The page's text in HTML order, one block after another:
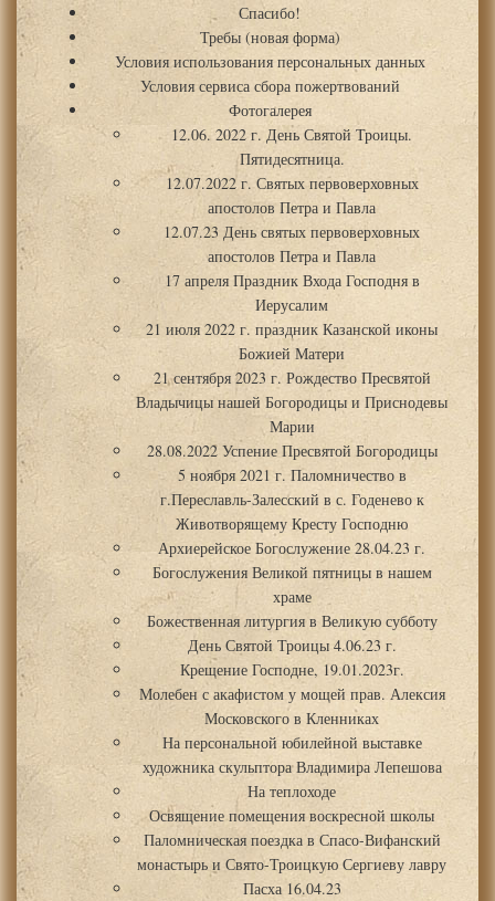
Спасибо!
Требы (новая форма)
Условия использования персональных данных
Условия сервиса сбора пожертвований
Фотогалерея
12.06. 2022 г. День Святой Троицы.
Пятидесятница.
12.07.2022 г. Святых первоверховных
апостолов Петра и Павла
12.07.23 День святых первоверховных
апостолов Петра и Павла
17 апреля Праздник Входа Господня в
Иерусалим
21 июля 2022 г. праздник Казанской иконы
Божией Матери
21 сентября 2023 г. Рождество Пресвятой
Владычицы нашей Богородицы и Приснодевы
Марии
28.08.2022 Успение Пресвятой Богородицы
5 ноября 2021 г. Паломничество в
г.Переславль-Залесский в с. Годенево к
Животворящему Кресту Господню
Архиерейское Богослужение 28.04.23 г.
Богослужения Великой пятницы в нашем
храме
Божественная литургия в Великую субботу
День Святой Троицы 4.06.23 г.
Крещение Господне, 19.01.2023г.
Молебен с акафистом у мощей прав. Алексия
Московского в Кленниках
На персональной юбилейной выставке
художника скульптора Владимира Лепешова
На теплоходе
Освящение помещения воскресной школы
Паломническая поездка в Спасо-Вифанский
монастырь и Свято-Троицкую Сергиеву лавру
Пасха 16.04.23